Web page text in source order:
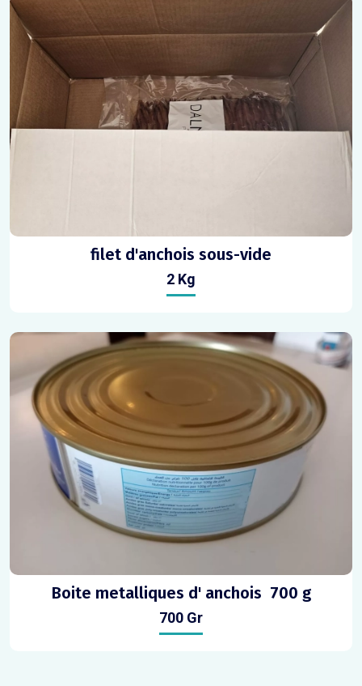
filet d'anchois sous-vide
2 Kg
Boite metalliques d' anchois 700 g
700 Gr